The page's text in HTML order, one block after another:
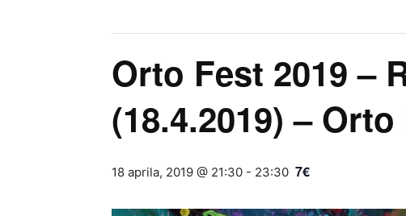
Orto Fest 2019 –
(18.4.2019) –
18 aprila, 2019 @ 21:30 - 23:30 7€